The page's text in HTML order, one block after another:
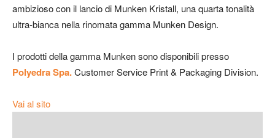
ambizioso con il lancio di Munken Kristall, una quarta tonalità
ultra-bianca nella rinomata gamma Munken Design.
I prodotti della gamma Munken sono disponibili presso
Polyedra Spa.Customer Service Print & Packaging Division.
Vai al sito